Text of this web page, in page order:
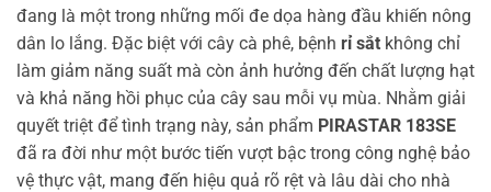
đang là một trong những mối đe dọa hàng đầu khiến nông
dân lo lắng. Đặc biệt với cây cà phê, bệnh rỉ sắt không chỉ
làm giảm năng suất mà còn ảnh hưởng đến chất lượng hạt
và khả năng hồi phục của cây sau mỗi vụ mùa. Nhằm giải
quyết triệt để tình trạng này, sản phẩm PIRASTAR 183SE
đã ra đời như một bước tiến vượt bậc trong công nghệ bảo
vệ thực vật, mang đến hiệu quả rõ rệt và lâu dài cho nhà